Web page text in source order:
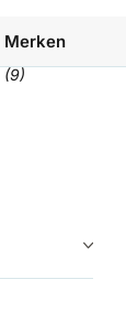
Merken
(9)